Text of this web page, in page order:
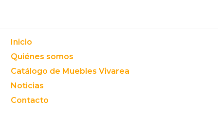
Footer
Inicio
Quiénes somos
Catálogo de Muebles Vivarea
Noticias
Contacto